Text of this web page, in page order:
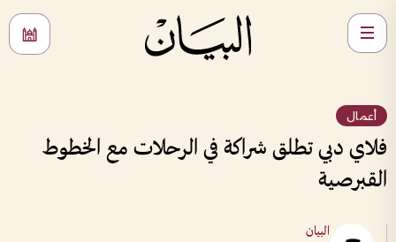
أعمال
فلاي دبي تطلق شراكة في الرحلات مع الخطوط
القبرصية
البيان